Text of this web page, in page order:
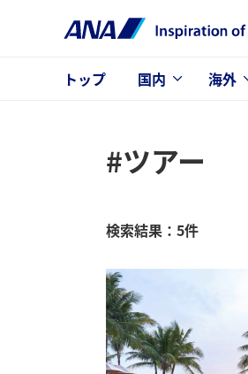
トップ 国内 海外
#ツアー
検索結果：5件